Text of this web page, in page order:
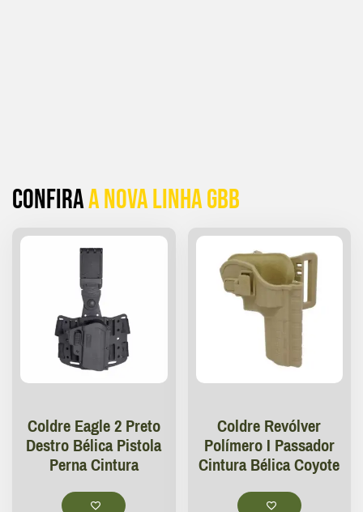
Confiraa Nova linha GBB
Coldre Eagle 2 Preto
Destro Bélica Pistola
Perna Cintura
Coldre Revólver
Polímero I Passador
Cintura Bélica Coyote